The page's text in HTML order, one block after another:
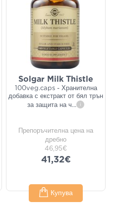
Solgar Milk Thistle
100veg.caps - Хранителна
добавка с екстракт от бял трън
за защита на ч... i
Препоръчителна цена на
дребно
46,95€
41,32€
Купува